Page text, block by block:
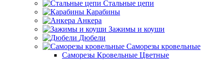
Стальные цепи
Карабины
Анкера
Зажимы и коуши
Дюбели
Саморезы кровельные
Саморезы Кровельные Цветные